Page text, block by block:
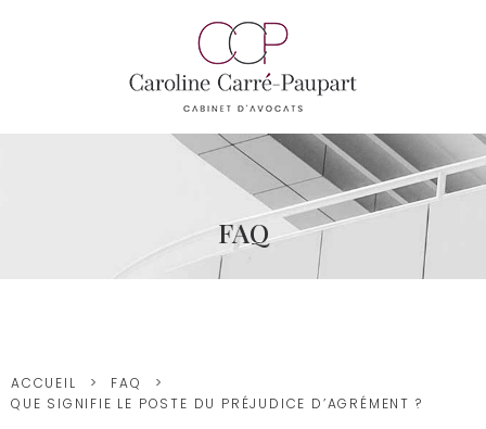
FAQ
ACCUEIL
FAQ
QUE SIGNIFIE LE POSTE DU PRÉJUDICE D’AGRÉMENT ?